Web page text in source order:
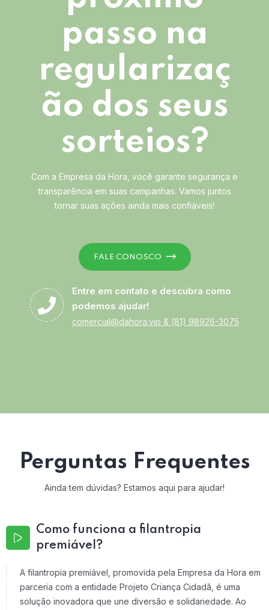
passo na
regularizaç
ão dos seus
sorteios?
Com a Empresa da Hora, você garante segurança e
transparência em suas campanhas. Vamos juntos
tornar suas ações ainda mais confiáveis!
FALE CONOSCO
Entre em contato e descubra como
podemos ajudar!
comercial@dahora.vip & (81) 98926-3075
Perguntas Frequentes
Ainda tem dúvidas? Estamos aqui para ajudar!
Como funciona a filantropia
premiável?
A filantropia premiável, promovida pela Empresa da Hora em
parceria com a entidade Projeto Criança Cidadã, é uma
solução inovadora que une diversão e solidariedade. Ao